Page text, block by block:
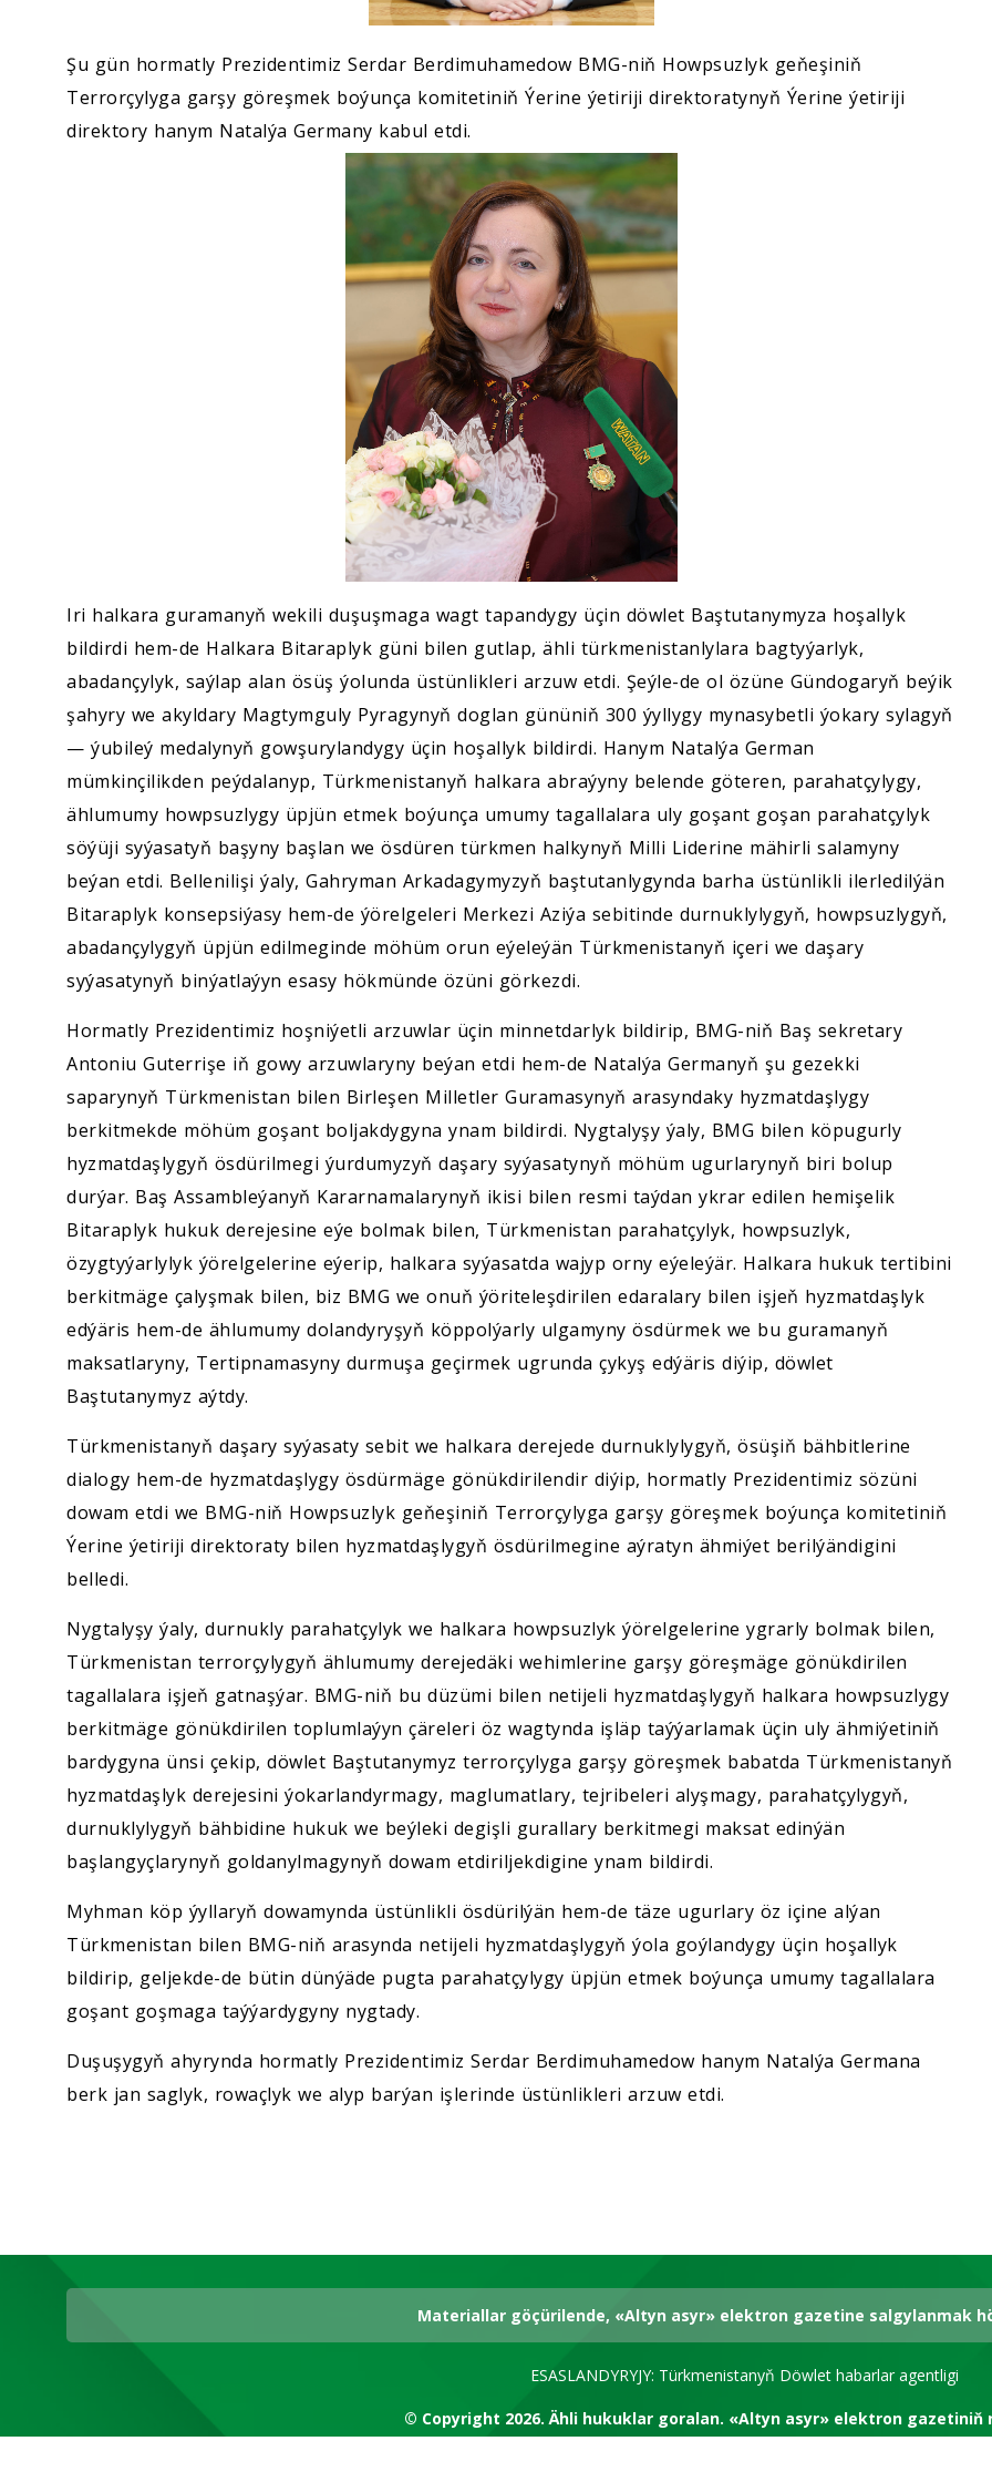
Şu gün hormatly Prezidentimiz Serdar Berdimuhamedow BMG-niň Howpsuzlyk geňeşiniň
Terrorçylyga garşy göreşmek boýunça komitetiniň Ýerine ýetiriji direktoratynyň Ýerine ýetiriji
direktory hanym Natalýa Germany kabul etdi.
Iri halkara guramanyň wekili duşuşmaga wagt tapandygy üçin döwlet Baştutanymyza hoşallyk
bildirdi hem-de Halkara Bitaraplyk güni bilen gutlap, ähli türkmenistanlylara bagtyýarlyk,
abadançylyk, saýlap alan ösüş ýolunda üstünlikleri arzuw etdi. Şeýle-de ol özüne Gündogaryň beýik
şahyry we akyldary Magtymguly Pyragynyň doglan gününiň 300 ýyllygy mynasybetli ýokary sylagyň
— ýubileý medalynyň gowşurylandygy üçin hoşallyk bildirdi. Hanym Natalýa German
mümkinçilikden peýdalanyp, Türkmenistanyň halkara abraýyny belende göteren, parahatçylygy,
ählumumy howpsuzlygy üpjün etmek boýunça umumy tagallalara uly goşant goşan parahatçylyk
söýüji syýasatyň başyny başlan we ösdüren türkmen halkynyň Milli Liderine mähirli salamyny
beýan etdi. Bellenilişi ýaly, Gahryman Arkadagymyzyň baştutanlygynda barha üstünlikli ilerledilýän
Bitaraplyk konsepsiýasy hem-de ýörelgeleri Merkezi Aziýa sebitinde durnuklylygyň, howpsuzlygyň,
abadançylygyň üpjün edilmeginde möhüm orun eýeleýän Türkmenistanyň içeri we daşary
syýasatynyň binýatlaýyn esasy hökmünde özüni görkezdi.
Hormatly Prezidentimiz hoşniýetli arzuwlar üçin minnetdarlyk bildirip, BMG-niň Baş sekretary
Antoniu Guterrişe iň gowy arzuwlaryny beýan etdi hem-de Natalýa Germanyň şu gezekki
saparynyň Türkmenistan bilen Birleşen Milletler Guramasynyň arasyndaky hyzmatdaşlygy
berkitmekde möhüm goşant boljakdygyna ynam bildirdi. Nygtalyşy ýaly, BMG bilen köpugurly
hyzmatdaşlygyň ösdürilmegi ýurdumyzyň daşary syýasatynyň möhüm ugurlarynyň biri bolup
durýar. Baş Assambleýanyň Kararnamalarynyň ikisi bilen resmi taýdan ykrar edilen hemişelik
Bitaraplyk hukuk derejesine eýe bolmak bilen, Türkmenistan parahatçylyk, howpsuzlyk,
özygtyýarlylyk ýörelgelerine eýerip, halkara syýasatda wajyp orny eýeleýär. Halkara hukuk tertibini
berkitmäge çalyşmak bilen, biz BMG we onuň ýöriteleşdirilen edaralary bilen işjeň hyzmatdaşlyk
edýäris hem-de ählumumy dolandyryşyň köppolýarly ulgamyny ösdürmek we bu guramanyň
maksatlaryny, Tertipnamasyny durmuşa geçirmek ugrunda çykyş edýäris diýip, döwlet
Baştutanymyz aýtdy.
Türkmenistanyň daşary syýasaty sebit we halkara derejede durnuklylygyň, ösüşiň bähbitlerine
dialogy hem-de hyzmatdaşlygy ösdürmäge gönükdirilendir diýip, hormatly Prezidentimiz sözüni
dowam etdi we BMG-niň Howpsuzlyk geňeşiniň Terrorçylyga garşy göreşmek boýunça komitetiniň
Ýerine ýetiriji direktoraty bilen hyzmatdaşlygyň ösdürilmegine aýratyn ähmiýet berilýändigini
belledi.
Nygtalyşy ýaly, durnukly parahatçylyk we halkara howpsuzlyk ýörelgelerine ygrarly bolmak bilen,
Türkmenistan terrorçylygyň ählumumy derejedäki wehimlerine garşy göreşmäge gönükdirilen
tagallalara işjeň gatnaşýar. BMG-niň bu düzümi bilen netijeli hyzmatdaşlygyň halkara howpsuzlygy
berkitmäge gönükdirilen toplumlaýyn çäreleri öz wagtynda işläp taýýarlamak üçin uly ähmiýetiniň
bardygyna ünsi çekip, döwlet Baştutanymyz terrorçylyga garşy göreşmek babatda Türkmenistanyň
hyzmatdaşlyk derejesini ýokarlandyrmagy, maglumatlary, tejribeleri alyşmagy, parahatçylygyň,
durnuklylygyň bähbidine hukuk we beýleki degişli gurallary berkitmegi maksat edinýän
başlangyçlarynyň goldanylmagynyň dowam etdiriljekdigine ynam bildirdi.
Myhman köp ýyllaryň dowamynda üstünlikli ösdürilýän hem-de täze ugurlary öz içine alýan
Türkmenistan bilen BMG-niň arasynda netijeli hyzmatdaşlygyň ýola goýlandygy üçin hoşallyk
bildirip, geljekde-de bütin dünýäde pugta parahatçylygy üpjün etmek boýunça umumy tagallalara
goşant goşmaga taýýardygyny nygtady.
Duşuşygyň ahyrynda hormatly Prezidentimiz Serdar Berdimuhamedow hanym Natalýa Germana
berk jan saglyk, rowaçlyk we alyp barýan işlerinde üstünlikleri arzuw etdi.
Materiallar göçürilende, «Altyn asyr» elektron gazetine salgylanmak
ESASLANDYRYJY: Türkmenistanyň Döwlet habarlar agentligi
© Copyright 2026. Ähli hukuklar goralan. «Altyn asyr» elektron gazetiniň